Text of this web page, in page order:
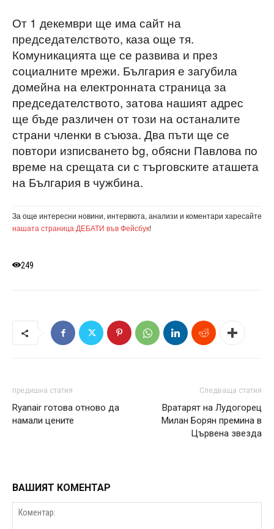
От 1 декември ще има сайт на
председателството, каза още тя.
Комуникацията ще се развива и през
социалните мрежи. България е загубила
домейна на електронната страница за
председателството, затова нашият адрес
ще бъде различен от този на останалите
страни членки в съюза. Два пъти ще се
повтори изписването bg, обясни Павлова по
време на срещата си с търговските аташета
на България в чужбина.
За още интересни новини, интервюта, анализи и коментари харесайте
нашата страница ДЕБАТИ във Фейсбук!
249
предишна статия
Ryanair готова отново да
намали цените
Следваща статия
Вратарят на Лудогорец
Милан Борян премина в
Цървена звезда
ВАШИЯТ КОМЕНТАР